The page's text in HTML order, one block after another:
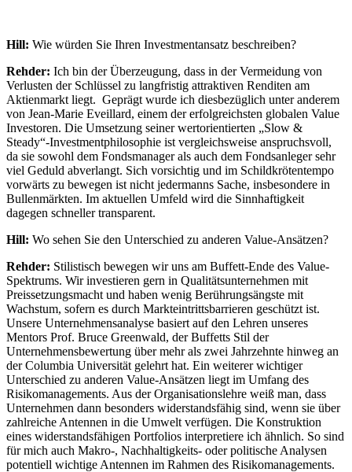
Hill: Wie würden Sie Ihren Investmentansatz beschreiben?
Rehder: Ich bin der Überzeugung, dass in der Vermeidung von
Verlusten der Schlüssel zu langfristig attraktiven Renditen am
Aktienmarkt liegt. Geprägt wurde ich diesbezüglich unter anderem
von Jean-Marie Eveillard, einem der erfolgreichsten globalen Value
Investoren. Die Umsetzung seiner wertorientierten „Slow &
Steady“-Investmentphilosophie ist vergleichsweise anspruchsvoll,
da sie sowohl dem Fondsmanager als auch dem Fondsanleger sehr
viel Geduld abverlangt. Sich vorsichtig und im Schildkrötentempo
vorwärts zu bewegen ist nicht jedermanns Sache, insbesondere in
Bullenmärkten. Im aktuellen Umfeld wird die Sinnhaftigkeit
dagegen schneller transparent.
Hill: Wo sehen Sie den Unterschied zu anderen Value-Ansätzen?
Rehder: Stilistisch bewegen wir uns am Buffett-Ende des Value-
Spektrums. Wir investieren gern in Qualitätsunternehmen mit
Preissetzungsmacht und haben wenig Berührungsängste mit
Wachstum, sofern es durch Markteintrittsbarrieren geschützt ist.
Unsere Unternehmensanalyse basiert auf den Lehren unseres
Mentors Prof. Bruce Greenwald, der Buffetts Stil der
Unternehmensbewertung über mehr als zwei Jahrzehnte hinweg an
der Columbia Universität gelehrt hat. Ein weiterer wichtiger
Unterschied zu anderen Value-Ansätzen liegt im Umfang des
Risikomanagements. Aus der Organisationslehre weiß man, dass
Unternehmen dann besonders widerstandsfähig sind, wenn sie über
zahlreiche Antennen in die Umwelt verfügen. Die Konstruktion
eines widerstandsfähigen Portfolios interpretiere ich ähnlich. So sind
für mich auch Makro-, Nachhaltigkeits- oder politische Analysen
potentiell wichtige Antennen im Rahmen des Risikomanagements.